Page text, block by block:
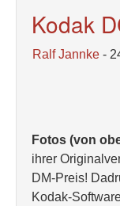
Kodak
Ralf Jannke -
Fotos (von
ihrer
DM-Preis!
Kodak-